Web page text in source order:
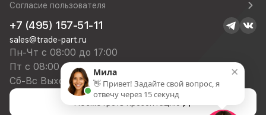
Согласие пользователя
+7 (495) 157-51-11
sales@trade-part.ru
Пн-Чт с 08:00 до 17:00
Пт с 08:00 до 16:00
Сб-Вс Выходной
×
Мила
👋 Привет! Задайте свой вопрос, я
отвечу через 15 секунд